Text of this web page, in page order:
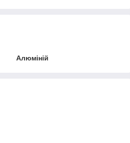
Алюміній